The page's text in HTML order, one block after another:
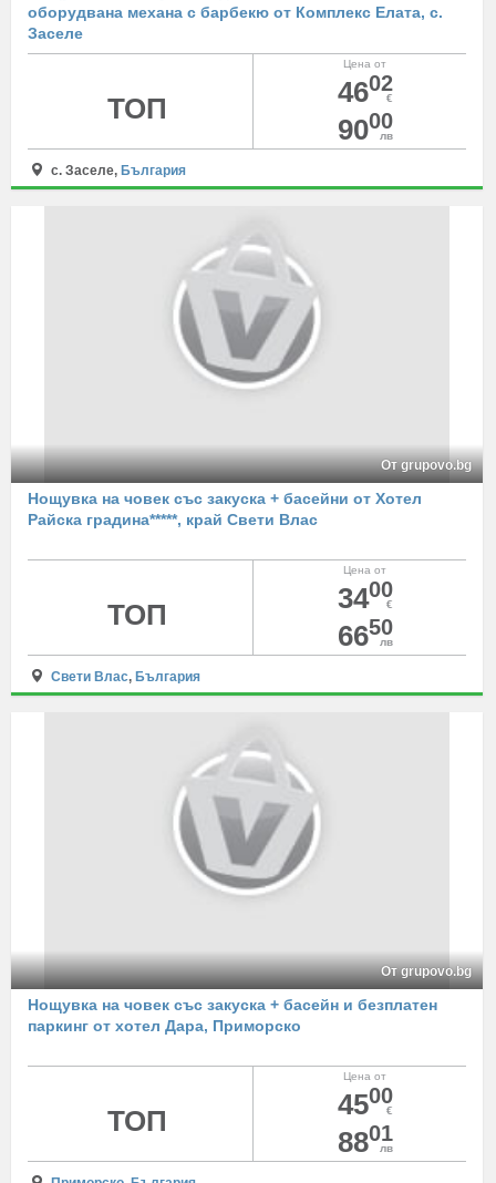
оборудвана механа с барбекю от Комплекс Елата, с.
Заселе
Цена от
4602
€
9000
лв
ТОП
с. Заселе, България
От grupovo.bg
Нощувка на човек със закуска + басейни от Хотел
Райска градина*****, край Свети Влас
Цена от
3400
€
6650
лв
ТОП
Свети Влас, България
От grupovo.bg
Нощувка на човек със закуска + басейн и безплатен
паркинг от хотел Дара, Приморско
Цена от
4500
€
8801
лв
ТОП